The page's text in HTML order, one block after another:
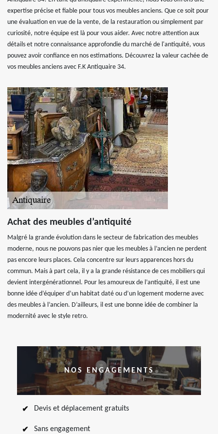
expertise précise et fiable pour tous vos meubles anciens. Que ce soit pour
une évaluation en vue de la vente, de la restauration ou simplement par
curiosité, notre équipe est là pour vous aider. Avec notre attention aux
détails et notre connaissance approfondie du marché de l'antiquité, vous
pouvez avoir confiance en nos estimations. Découvrez la valeur cachée de
vos meubles anciens avec F.K Antiquaire 34.
Achat des meubles d’antiquité
Malgré la grande évolution dans le secteur de fabrication des meubles
moderne, nous ne pouvons pas nier que les meubles à l’ancien ne perdent
pas encore leurs places. Cela concentre sur leurs apparences hors du
commun. Mais à part cela, il y a la grande résistance de ces mobiliers qui
devient intergénérationnel. Pour les amoureux de l’antiquité, il est une
bonne idée d’équiper d’un habitat daté ou d’un logement moderne avec
des meubles à l’ancien. D’ailleurs, il est une bonne idée de combiner la
modernité avec le style retro.
NOS ENGAGEMENTS
Devis et déplacement gratuits
Sans engagement